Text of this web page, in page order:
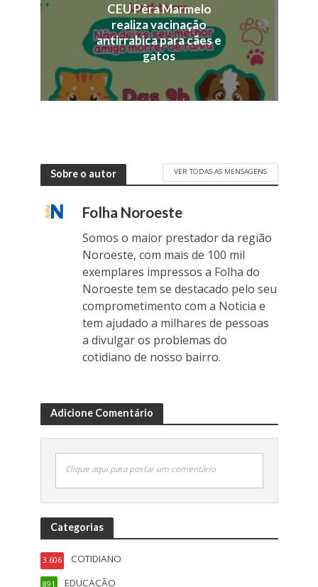
CEU Pêra Marmelo
realiza vacinação
antirrabica para cães e
gatos
Sobre o autor VER TODAS AS MENSAGENS
Folha Noroeste
Somos o maior prestador da região
Noroeste, com mais de 100 mil
exemplares impressos a Folha do
Noroeste tem se destacado pelo seu
comprometimento com a Noticia e
tem ajudado a milhares de pessoas
a divulgar os problemas do
cotidiano de nosso bairro.
Adicione Comentário
Clique aqui para postar um comentário
Categorias
COTIDIANO
3.606
EDUCAÇÃO
891